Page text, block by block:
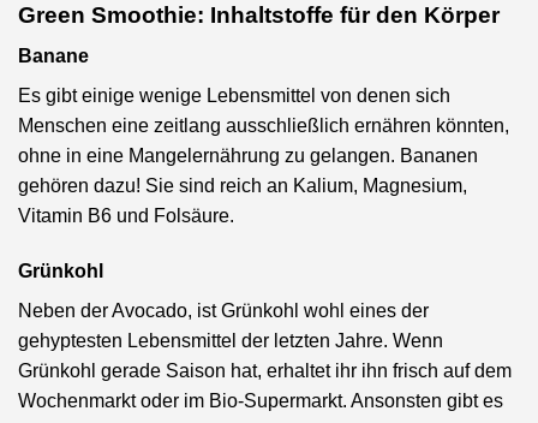
Green Smoothie: Inhaltstoffe für den Körper
Banane
Es gibt einige wenige Lebensmittel von denen sich
Menschen eine zeitlang ausschließlich ernähren könnten,
ohne in eine Mangelernährung zu gelangen. Bananen
gehören dazu! Sie sind reich an Kalium, Magnesium,
Vitamin B6 und Folsäure.
Grünkohl
Neben der Avocado, ist Grünkohl wohl eines der
gehyptesten Lebensmittel der letzten Jahre. Wenn
Grünkohl gerade Saison hat, erhaltet ihr ihn frisch auf dem
Wochenmarkt oder im Bio-Supermarkt. Ansonsten gibt es